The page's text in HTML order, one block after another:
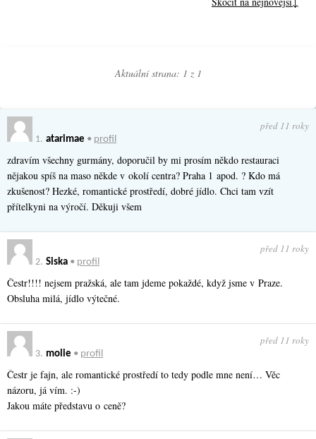
Aktuální strana: 1 z 1
1. atarimae • profil
před 11 roky
zdravím všechny gurmány, doporučil by mi prosím někdo restauraci
nějakou spíš na maso někde v okolí centra? Praha 1 apod. ? Kdo má
zkušenost? Hezké, romantické prostředí, dobré jídlo. Chci tam vzít
přítelkyni na výročí. Děkuji všem
2. Siska • profil
před 11 roky
Čestr!!!! nejsem pražská, ale tam jdeme pokaždé, když jsme v Praze.
Obsluha milá, jídlo výtečné.
3. molie • profil
před 11 roky
Čestr je fajn, ale romantické prostředí to tedy podle mne není… Věc
názoru, já vím. :-)
Jakou máte představu o ceně?